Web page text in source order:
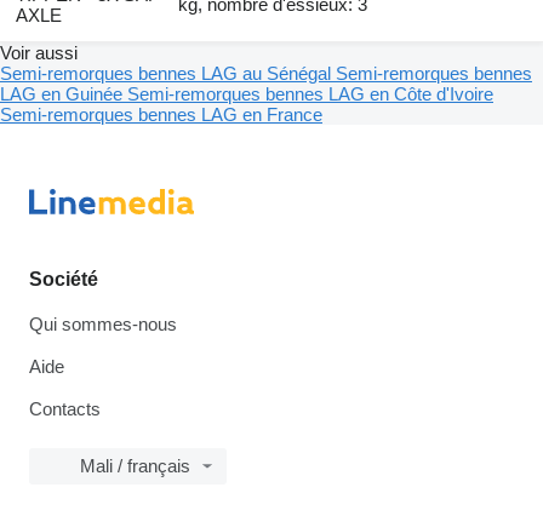
AXLE
kg, nombre d'essieux: 3
Voir aussi
Semi-remorques bennes LAG au Sénégal Semi-remorques bennes
LAG en Guinée Semi-remorques bennes LAG en Côte d'Ivoire
Semi-remorques bennes LAG en France
Société
Qui sommes-nous
Aide
Contacts
Mali / français